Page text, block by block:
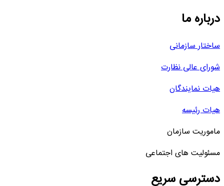
درباره ما
ساختار سازمانی
شورای عالی نظارت
هیات نمایندگان
هیات رئیسه
ماموریت سازمان
مسئولیت های اجتماعی
دسترسی سریع